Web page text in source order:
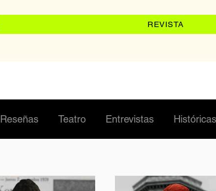
REVISTA
Reseñas Teatro Entrevistas Históricas